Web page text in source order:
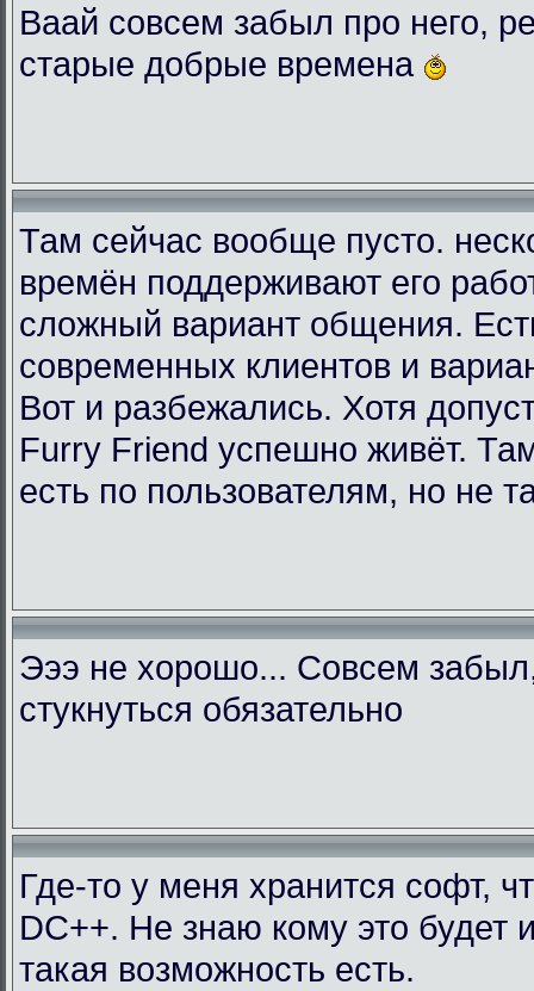
Ваай совсем забыл про него,
старые добрые времена
Там сейчас вообще пусто.
времён поддерживают его
сложный вариант общения.
современных клиентов и
Вот и разбежались. Хотя
Furry Friend успешно живёт.
есть по пользователям, но не
Эээ не хорошо... Совсем
стукнуться обязательно
Где-то у меня хранится софт,
DC++. Не знаю кому это будет
такая возможность есть.